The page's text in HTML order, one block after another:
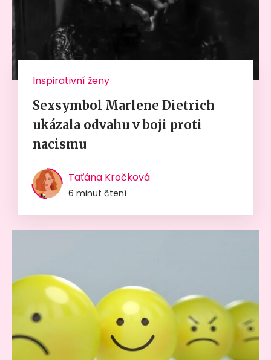
Inspirativní ženy
Sexsymbol Marlene Dietrich
ukázala odvahu v boji proti
nacismu
Taťána Kročková
6 minut čtení